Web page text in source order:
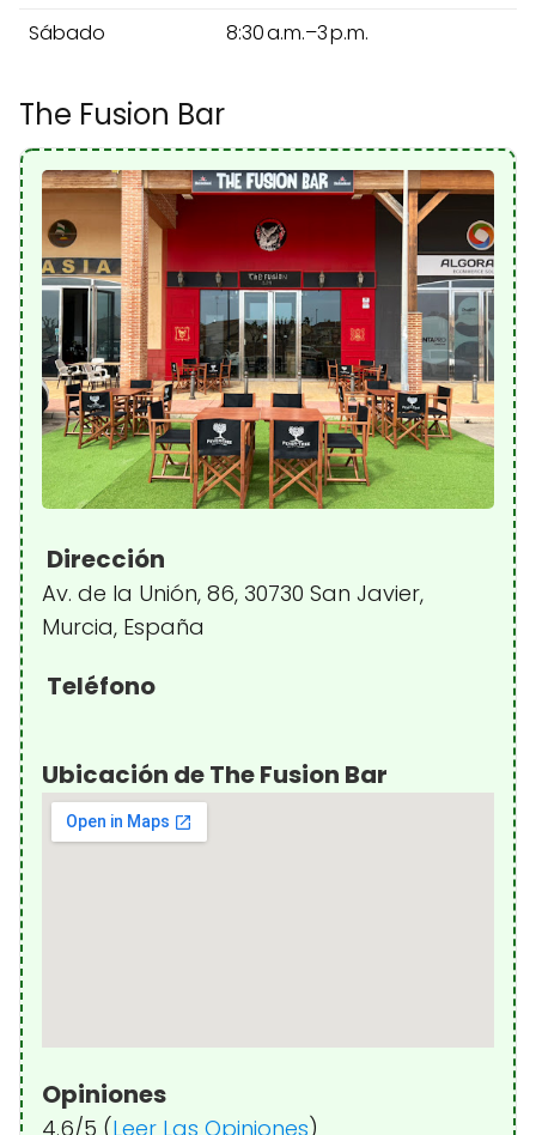
Sábado
8:30 a.m.–3 p.m.
The Fusion Bar
Dirección
Av. de la Unión, 86, 30730 San Javier,
Murcia, España
Teléfono
Ubicación de The Fusion Bar
Opiniones
4.6/5 (Leer Las Opiniones)